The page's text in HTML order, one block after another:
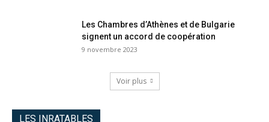
Les Chambres d’Athènes et de Bulgarie
signent un accord de coopération
9 novembre 2023
Voir plus
LES INRATABLES